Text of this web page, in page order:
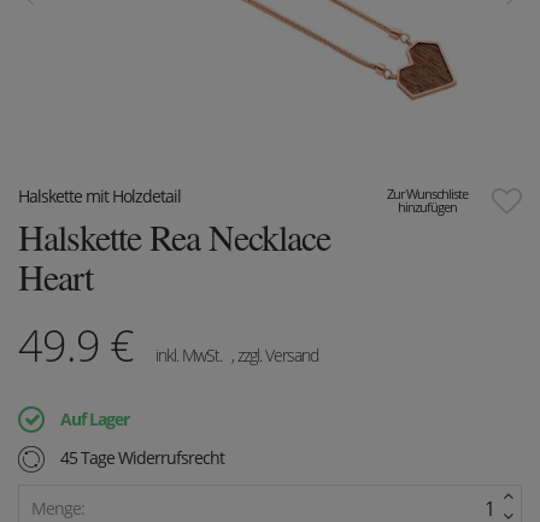
Zur Wunschliste
hinzufügen
Halskette mit Holzdetail
Halskette Rea Necklace
Heart
49.9 € inkl. MwSt. , zzgl. Versand
Auf Lager
45 Tage Widerrufsrecht
Menge: